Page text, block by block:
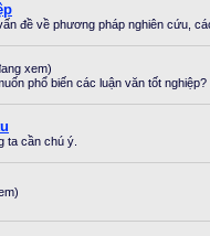
đề về phương pháp nghiên cứu,
xem)
phổ biến các luận văn tốt
ta cần chú ý.